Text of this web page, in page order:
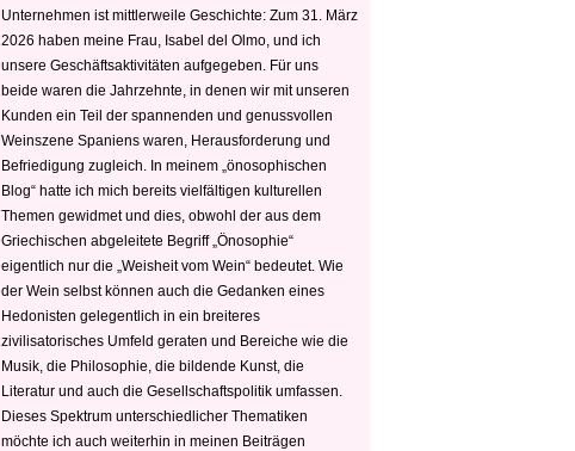
Unternehmen ist mittlerweile Geschichte: Zum 31. März
2026 haben meine Frau, Isabel del Olmo, und ich
unsere Geschäftsaktivitäten aufgegeben. Für uns
beide waren die Jahrzehnte, in denen wir mit unseren
Kunden ein Teil der spannenden und genussvollen
Weinszene Spaniens waren, Herausforderung und
Befriedigung zugleich. In meinem „önosophischen
Blog“ hatte ich mich bereits vielfältigen kulturellen
Themen gewidmet und dies, obwohl der aus dem
Griechischen abgeleitete Begriff „Önosophie“
eigentlich nur die „Weisheit vom Wein“ bedeutet. Wie
der Wein selbst können auch die Gedanken eines
Hedonisten gelegentlich in ein breiteres
zivilisatorisches Umfeld geraten und Bereiche wie die
Musik, die Philosophie, die bildende Kunst, die
Literatur und auch die Gesellschaftspolitik umfassen.
Dieses Spektrum unterschiedlicher Thematiken
möchte ich auch weiterhin in meinen Beiträgen